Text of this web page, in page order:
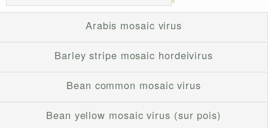
Arabis mosaic virus
Barley stripe mosaic hordeivirus
Bean common mosaic virus
Bean yellow mosaic virus (sur pois)